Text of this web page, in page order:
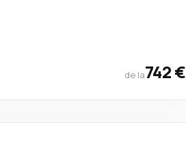
de la742 €